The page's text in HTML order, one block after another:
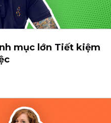
mục lớn Tiết kiệm